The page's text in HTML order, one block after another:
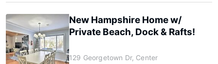
New Hampshire Home w/
Private Beach, Dock & Rafts!
129 Georgetown Dr, Center